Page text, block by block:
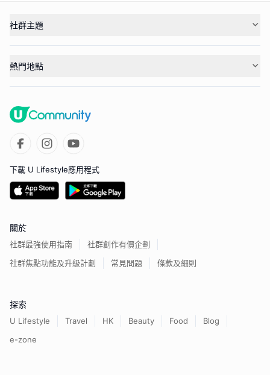
社群主題
熱門地點
下載 U Lifestyle應用程式
關於
社群最強使用指南
社群創作有價企劃
社群焦點功能及升級計劃
常見問題 條款及細則
探索
U Lifestyle Travel HK Beauty Food
Blog
e-zone